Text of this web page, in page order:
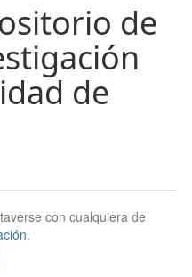
de
de
con cualquiera de
.